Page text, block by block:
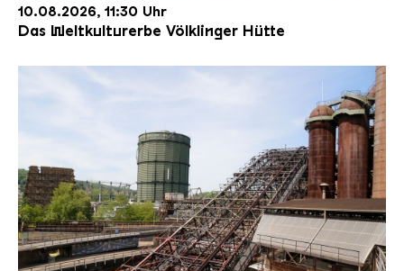
10.08.2026, 11:30 Uhr
Das Weltkulturerbe Völklinger Hütte